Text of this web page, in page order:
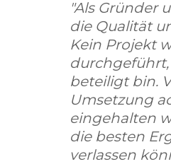
"Als Gründer
die Qualität
Kein Projekt
beteiligt bin.
Umsetzung
eingehalten
die besten
verlassen